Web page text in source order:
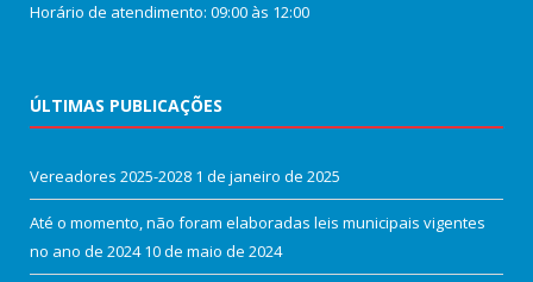
Horário de atendimento: 09:00 às 12:00
ÚLTIMAS PUBLICAÇÕES
Vereadores 2025-2028 1 de janeiro de 2025
Até o momento, não foram elaboradas leis municipais vigentes
no ano de 2024 10 de maio de 2024